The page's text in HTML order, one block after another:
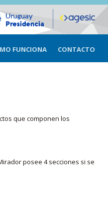
FUNCIONA CONTACTO
que componen los
posee 4 secciones si se